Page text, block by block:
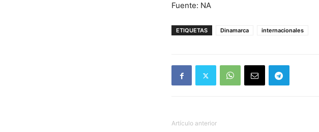
Fuente: NA
ETIQUETAS Dinamarca internacionales
Artículo anterior